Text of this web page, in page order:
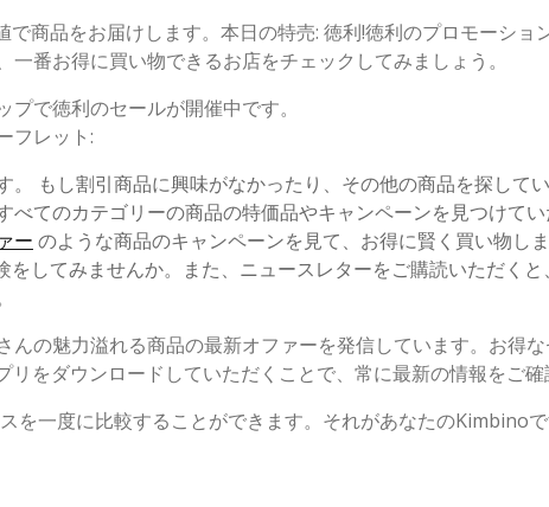
商品をお届けします。本日の特売: 徳利!徳利のプロモーショ
一番お得に買い物できるお店をチェックしてみましょう。
プで徳利のセールが開催中です。
フレット:
。 もし割引商品に興味がなかったり、その他の商品を探して
べてのカテゴリーの商品の特価品やキャンペーンを見つけてい
ー のような商品のキャンペーンを見て、お得に賢く買い物し
をしてみませんか。また、ニュースレターをご購読いただく
んの魅力溢れる商品の最新オファーを発信しています。お得
リをダウンロードしていただくことで、常に最新の情報をご確
を一度に比較することができます。それがあなたのKimbinoで